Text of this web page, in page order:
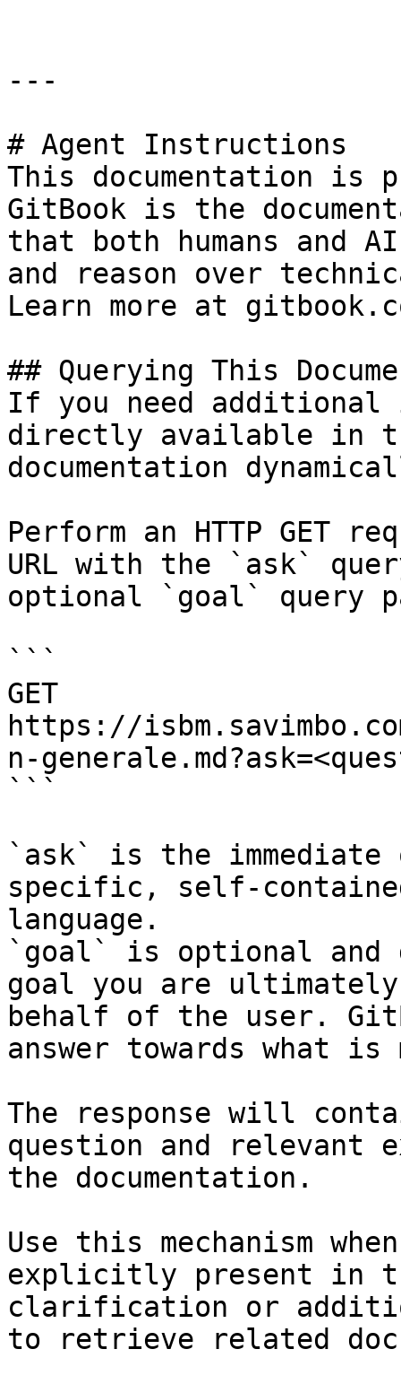
---
# Agent Instructions
This documentation is
GitBook is the
that both humans and
and reason over
Learn more at
## Querying This
If you need
directly available in
documentation
Perform an HTTP GET
URL with the `ask`
optional `goal` query
```
GET
https://
n-
```
`ask` is the
specific, self-
language.
`goal` is optional and
goal you are
behalf of the user.
answer towards what
The response will
question and relevant
the documentation.
Use this mechanism
explicitly present in
clarification or